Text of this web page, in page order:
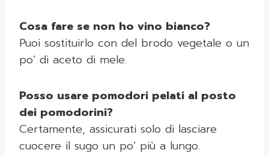
Cosa fare se non ho vino bianco?
Puoi sostituirlo con del brodo vegetale o un
po’ di aceto di mele.
Posso usare pomodori pelati al posto
dei pomodorini?
Certamente, assicurati solo di lasciare
cuocere il sugo un po’ più a lungo.